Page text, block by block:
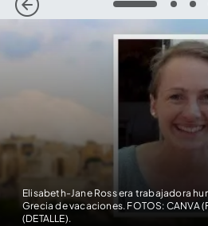
1 2 3
Elisabeth-Jane Ross era trabajadora
Grecia de vacaciones. FOTOS: CANVA
(DETALLE).